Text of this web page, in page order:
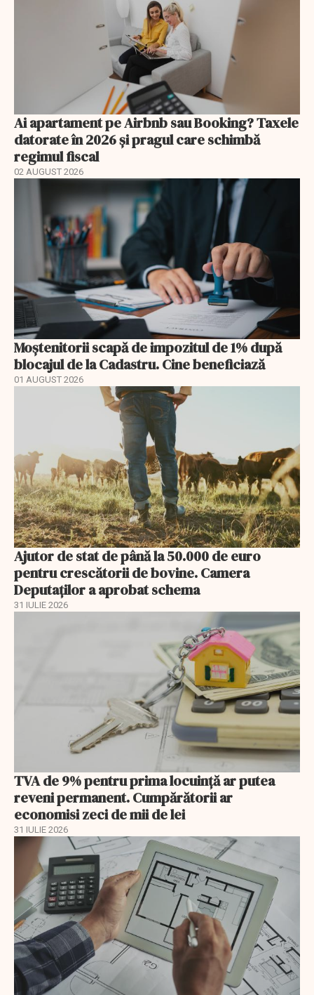
Ai apartament pe Airbnb sau Booking? Taxele
datorate în 2026 și pragul care schimbă
regimul fiscal
02 AUGUST 2026
Moștenitorii scapă de impozitul de 1% după
blocajul de la Cadastru. Cine beneficiază
01 AUGUST 2026
Ajutor de stat de până la 50.000 de euro
pentru crescătorii de bovine. Camera
Deputaților a aprobat schema
31 IULIE 2026
TVA de 9% pentru prima locuință ar putea
reveni permanent. Cumpărătorii ar
economisi zeci de mii de lei
31 IULIE 2026